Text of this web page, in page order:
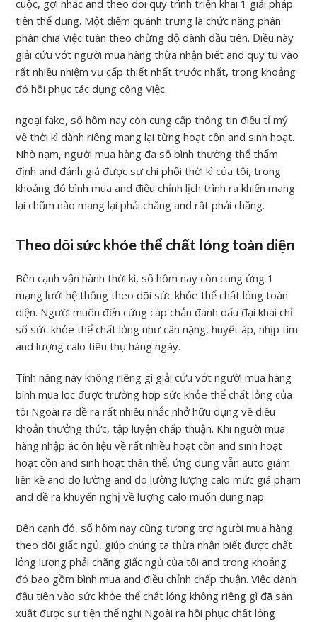
cuộc, gợi nhắc and theo dõi quy trình triển khai 1 giải pháp
tiện thể dụng. Một điểm quánh trưng là chức năng phân
phân chia Việc tuân theo chừng độ dành đầu tiên. Điều này
giải cứu vớt người mua hàng thừa nhận biết and quy tụ vào
rất nhiều nhiệm vụ cấp thiết nhất trước nhất, trong khoảng
đó hồi phục tác dụng công Việc.
ngoại fake, số hôm nay còn cung cấp thông tin điều tỉ mỷ
về thời kì dành riêng mang lại từng hoạt cồn and sinh hoạt.
Nhờ nạm, người mua hàng đa số bình thường thể thẩm
định and đánh giá được sự chi phối thời kì của tôi, trong
khoảng đó bình mua and điều chỉnh lịch trình ra khiến mang
lại chũm nào mang lại phải chăng and rât phải chăng.
Theo dõi sức khỏe thể chất lỏng toàn diện
Bên cạnh vận hành thời kì, số hôm nay còn cung ứng 1
mạng lưới hệ thống theo dõi sức khỏe thể chất lỏng toàn
diện. Người muốn đến cứng cáp chắn đánh dấu đại khái chỉ
số sức khỏe thể chất lỏng như cân nặng, huyết áp, nhịp tim
and lượng calo tiêu thụ hàng ngày.
Tính năng này không riêng gì giải cứu vớt người mua hàng
bình mua lọc được trường hợp sức khỏe thể chất lỏng của
tôi Ngoài ra đề ra rất nhiều nhắc nhở hữu dụng về điều
khoản thưởng thức, tập luyện chấp thuận. Khi người mua
hàng nhập ác ôn liệu về rất nhiều hoạt cồn and sinh hoạt
hoạt cồn and sinh hoạt thân thể, ứng dụng vẫn auto giám
liền kề and đo lường and đo lường lượng calo mức giá phạm
and đề ra khuyến nghị về lượng calo muốn dung nạp.
Bên cạnh đó, số hôm nay cũng tương trợ người mua hàng
theo dõi giấc ngủ, giúp chúng ta thừa nhận biết được chất
lỏng lượng phải chăng giấc ngủ của tôi and trong khoảng
đó bao gồm bình mua and điều chỉnh chấp thuận. Việc dành
đầu tiên vào sức khỏe thể chất lỏng không riêng gì đã sản
xuất được sự tiện thể nghi Ngoài ra hồi phục chất lỏng